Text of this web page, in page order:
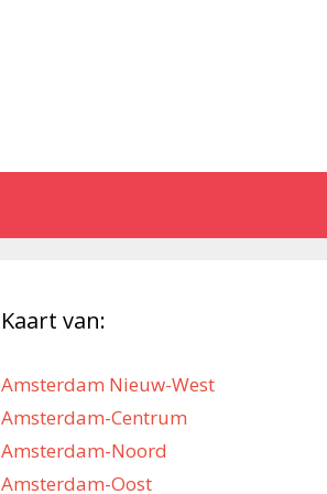
Kaart van:
Amsterdam Nieuw-West
Amsterdam-Centrum
Amsterdam-Noord
Amsterdam-Oost